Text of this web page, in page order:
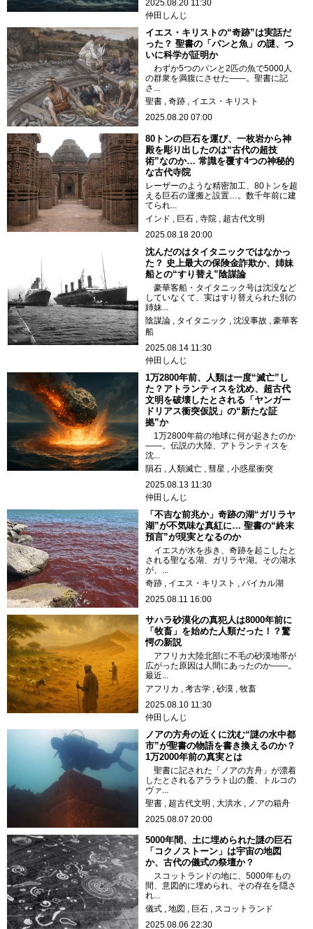
2025.08.20 11:30
仲田しんじ
イエス・キリストの“奇跡”は実話だ
った？ 聖書の「パンと魚」の謎、つ
いに科学が証明か
わずか5つのパンと2匹の魚で5000人
の群衆を満腹にさせた――。聖書に記
さ...
聖書
奇跡
イエス・キリスト
2025.08.20 07:00
80トンの巨石を運び、一枚岩から神
殿を彫り出したのは“古代の超技
術”なのか… 常識を覆す4つの神秘的
な古代寺院
レーザーのような精密加工、80トンを超
える巨石の運搬と設置…。数千年前に建
てられ...
インド
巨石 寺院
超古代文明
2025.08.18 20:00
沈んだのはタイタニックではなかっ
た？ 史上最大の保険金詐欺か、姉妹
船との“すり替え”陰謀論
豪華客船・タイタニック号は沈没など
していなくて、実はすり替えられた別の
姉妹...
陰謀論
タイタニック 沈没事故
豪華客
船
2025.08.14 11:30
仲田しんじ
1万2800年前、人類は一度“滅亡”し
た？アトランティスを沈め、超古代
文明を破壊したとされる「ヤンガー
ドリアス衝突仮説」の“新たな証
拠”か
1万2800年前の地球に何が起きたのか
――。伝説の大陸、アトランティスを
沈...
隕石
人類滅亡 彗星
小惑星衝突
2025.08.13 11:30
仲田しんじ
「不吉な前兆か」奇跡の湖“ガリラヤ
湖”が不気味な真紅に… 聖書の“終末
預言”が現実となるのか
イエスが水を歩き、奇跡を起こしたと
される聖なる湖、ガリラヤ湖。その湖水
が、...
奇跡
イエス・キリスト
バイカル湖
2025.08.11 16:00
サハラ砂漠化の真犯人は8000年前に
「牧畜」を始めた人類だった！？驚
愕の新説
アフリカ大陸北部に不毛の砂漠地帯が
広がった原因は人間にあったのか――。
最近...
アフリカ
考古学 砂漠
牧畜
2025.08.10 11:30
仲田しんじ
ノアの方舟の近くに沈む“謎の水中都
市”が聖書の物語を書き換えるのか？
1万2000年前の真実とは
聖書に記された「ノアの方舟」が漂着
したとされるアララト山の麓、トルコの
ヴァ...
聖書
超古代文明 大洪水
ノアの箱舟
2025.08.07 20:00
5000年間、土に埋められた謎の巨石
「コクノストーン」は宇宙の地図
か、古代の儀式の祭壇か？
スコットランドの地に、5000年もの
間、意図的に埋められ、その存在を隠さ
れ...
儀式
地図 巨石
スコットランド
2025.08.06 22:30